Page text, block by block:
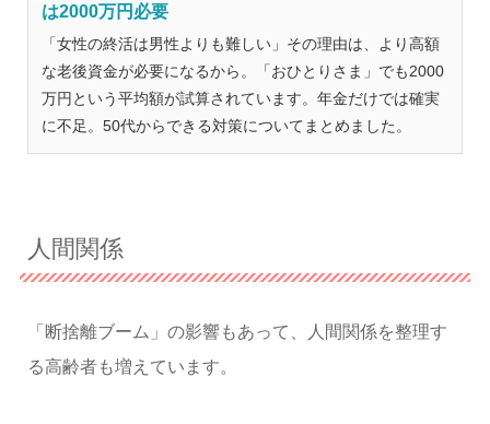
は2000万円必要
「女性の終活は男性よりも難しい」その理由は、より高額
な老後資金が必要になるから。「おひとりさま」でも2000
万円という平均額が試算されています。年金だけでは確実
に不足。50代からできる対策についてまとめました。
人間関係
「断捨離ブーム」の影響もあって、人間関係を整理す
る高齢者も増えています。